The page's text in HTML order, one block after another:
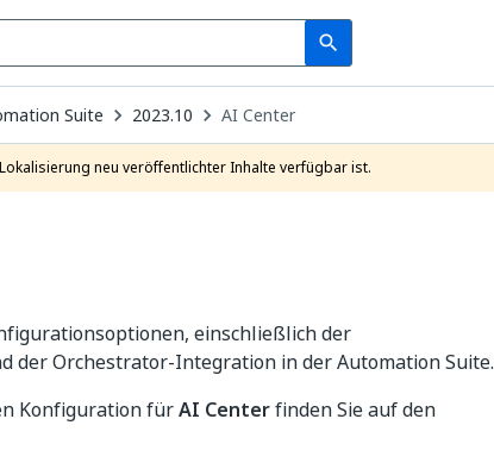
search
Search
Suite 2023.10 AI Center
neu veröffentlichter Inhalte verfügbar ist.
einschließlich der
der Orchestrator-Integration in der Automation Suite.
Konfiguration fürAI Centerfinden Sie auf den